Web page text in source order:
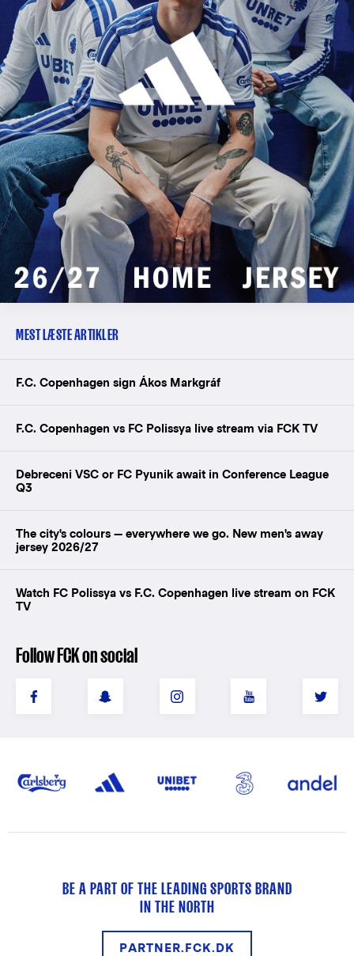
MEST LÆSTE ARTIKLER
F.C. Copenhagen sign Ákos Markgráf
F.C. Copenhagen vs FC Polissya live stream via FCK TV
Debreceni VSC or FC Pyunik await in Conference League
Q3
The city's colours — everywhere we go. New men's away
jersey 2026/27
Watch FC Polissya vs F.C. Copenhagen live stream on FCK
TV
Follow FCK on social
BE A PART OF THE LEADING SPORTS BRAND
IN THE NORTH
PARTNER.FCK.DK